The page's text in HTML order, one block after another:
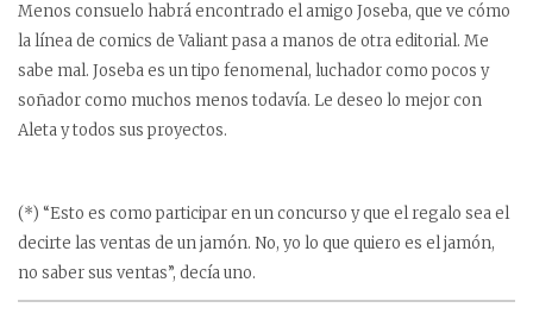
Menos consuelo habrá encontrado el amigo Joseba, que ve cómo
la línea de comics de Valiant pasa a manos de otra editorial. Me
sabe mal. Joseba es un tipo fenomenal, luchador como pocos y
soñador como muchos menos todavía. Le deseo lo mejor con
Aleta y todos sus proyectos.
(*) “Esto es como participar en un concurso y que el regalo sea el
decirte las ventas de un jamón. No, yo lo que quiero es el jamón,
no saber sus ventas”, decía uno.